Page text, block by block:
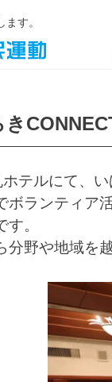
す。
テルにて、
ボランティア
。
分野や地域を